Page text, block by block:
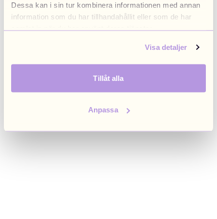
Dessa kan i sin tur kombinera informationen med annan
information som du har tillhandahållit eller som de har
samlat in när du har använt deras tjänster.
Visa detaljer
Tillåt alla
Anpassa
browser console for more information).